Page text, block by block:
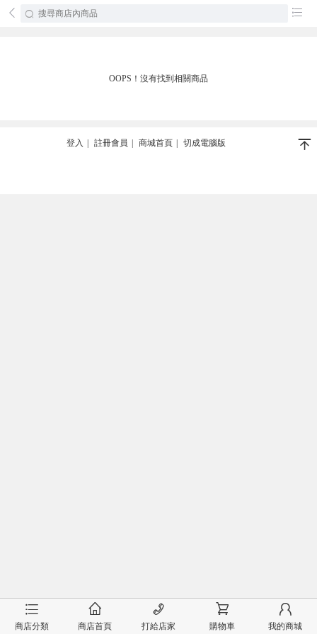
󰄕 󰂦
OOPS！沒有找到相關商品
登入 註冊會員 商城首頁 切成電腦版 󰄬
󰂦
商店分類
󰂠
商店首頁
󰄫
打給店家
󰂟
購物車
󰂢
我的商城